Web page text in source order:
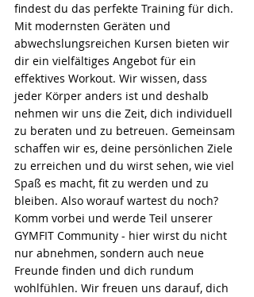
findest du das perfekte Training für dich.
Mit modernsten Geräten und
abwechslungsreichen Kursen bieten wir
dir ein vielfältiges Angebot für ein
effektives Workout. Wir wissen, dass
jeder Körper anders ist und deshalb
nehmen wir uns die Zeit, dich individuell
zu beraten und zu betreuen. Gemeinsam
schaffen wir es, deine persönlichen Ziele
zu erreichen und du wirst sehen, wie viel
Spaß es macht, fit zu werden und zu
bleiben. Also worauf wartest du noch?
Komm vorbei und werde Teil unserer
GYMFIT Community - hier wirst du nicht
nur abnehmen, sondern auch neue
Freunde finden und dich rundum
wohlfühlen. Wir freuen uns darauf, dich